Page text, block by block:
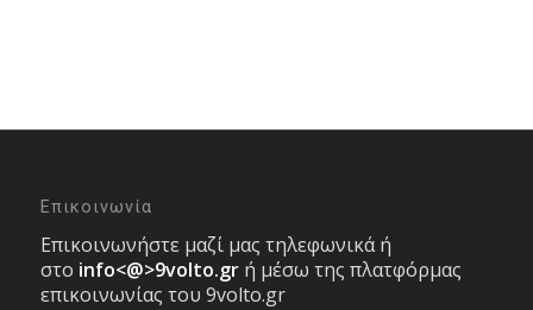
Επικοινωνία
Επικοινωνήστε μαζί μας τηλεφωνικά ή
στο info<@>9volto.gr ή μέσω της πλατφόρμας
επικοινωνίας του 9volto.gr